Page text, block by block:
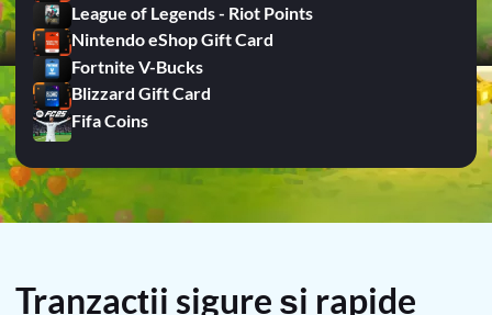
League of Legends - Riot Points
Nintendo eShop Gift Card
Fortnite V-Bucks
Blizzard Gift Card
Fifa Coins
Tranzacții sigure și rapide